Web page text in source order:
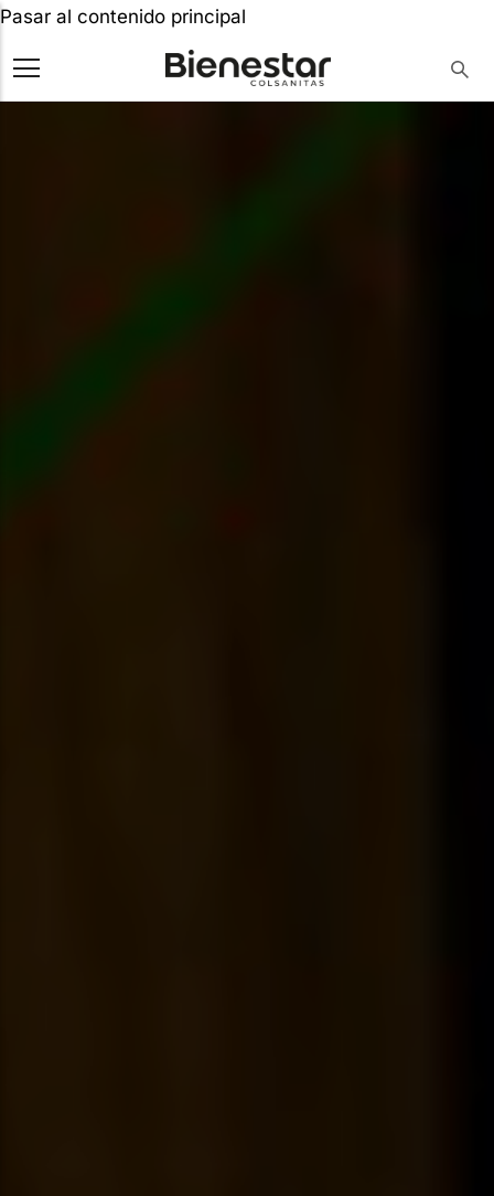
Pasar al contenido principal